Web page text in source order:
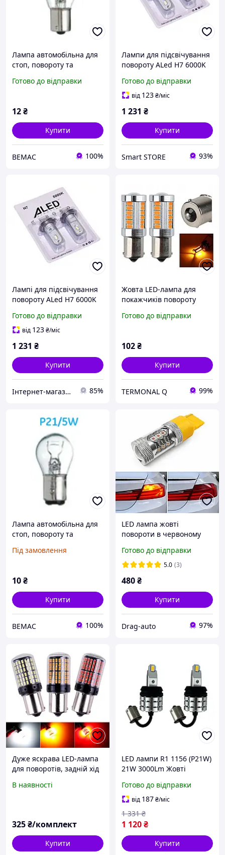
Лампа автомобільна для
стоп, повороту та
General Electric 1060
Готово до відправки
12₴
Купити
ВЕМАС 100%
Лампи для підсвічування
повороту ALed H7 6000K
Готово до відправки
від 123₴/міс
1 231 ₴
Купити
Smart STORE 93%
Лампі для підсвічування
повороту ALed H7 6000K
Готово до відправки
від 123₴/міс
1 231 ₴
Купити
Інтернет-магазин "Tik-tak" 85%
Жовта LED-лампа для
покажчиків повороту
Готово до відправки
102₴
Купити
TERMONAL Q 99%
Лампа автомобільна для
стоп, повороту та
General Electric 1077
Під замовлення
10₴
Купити
ВЕМАС 100%
LED лампа жовті
повороти в червоному
CREE CANBUS 10-30v 80w -
для сертифікації
Готово до відправки
5.0 (3)
480₴
Купити
Drag-auto 97%
Дуже яскрава LED-лампа
для поворотів, задній хід
30 W 1156 BA15S P21W
В наявності
325₴/комплект
Купити
LED лампи R1 1156 (P21W)
21W 3000Lm Жовті
Готово до відправки
від 187₴/міс
1 120₴
1 331 ₴
Купити